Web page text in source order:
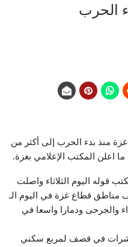
منذ بدء الحرب إلى أكثر من
قوله اليوم الثلاثاء واصلت
مناطق قطاع غزة في اليوم الـ
والجرحى ودمارا واسعا في
واصابة العشرات في قصف لمربع سكني